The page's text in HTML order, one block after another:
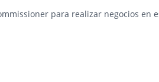
para realizar negocios en